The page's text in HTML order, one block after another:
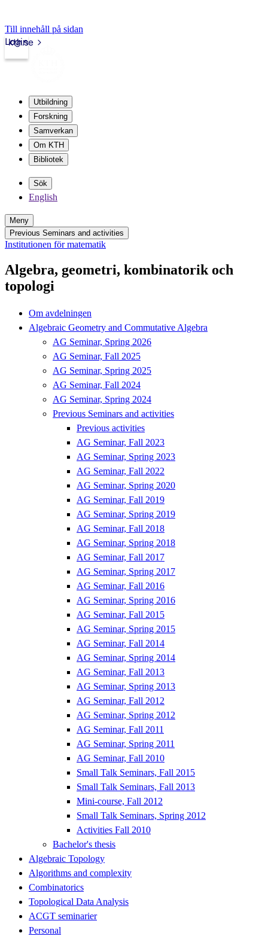
Till innehåll på sidan
kth.se
Login
Utbildning
Forskning
Samverkan
Om KTH
Bibliotek
Sök
English
Meny
Previous Seminars and activities
Institutionen för matematik
Algebra, geometri, kombinatorik och
topologi
Om avdelningen
Algebraic Geometry and Commutative Algebra
AG Seminar, Spring 2026
AG Seminar, Fall 2025
AG Seminar, Spring 2025
AG Seminar, Fall 2024
AG Seminar, Spring 2024
Previous Seminars and activities
Previous activities
AG Seminar, Fall 2023
AG Seminar, Spring 2023
AG Seminar, Fall 2022
AG Seminar, Spring 2020
AG Seminar, Fall 2019
AG Seminar, Spring 2019
AG Seminar, Fall 2018
AG Seminar, Spring 2018
AG Seminar, Fall 2017
AG Seminar, Spring 2017
AG Seminar, Fall 2016
AG Seminar, Spring 2016
AG Seminar, Fall 2015
AG Seminar, Spring 2015
AG Seminar, Fall 2014
AG Seminar, Spring 2014
AG Seminar, Fall 2013
AG Seminar, Spring 2013
AG Seminar, Fall 2012
AG Seminar, Spring 2012
AG Seminar, Fall 2011
AG Seminar, Spring 2011
AG Seminar, Fall 2010
Small Talk Seminars, Fall 2015
Small Talk Seminars, Fall 2013
Mini-course, Fall 2012
Small Talk Seminars, Spring 2012
Activities Fall 2010
Bachelor's thesis
Algebraic Topology
Algorithms and complexity
Combinatorics
Topological Data Analysis
ACGT seminarier
Personal